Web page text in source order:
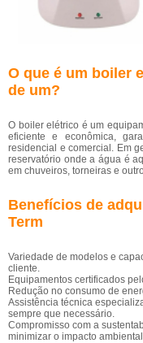
O que é um boiler
de um?
O boiler elétrico é um
eficiente e econômica,
residencial e comercial. Em
reservatório onde a água é
em chuveiros, torneiras e
Benefícios de
Term
Variedade de modelos e
cliente.
Equipamentos certificados
Redução no consumo de
Assistência técnica
sempre que necessário.
Compromisso com a
minimizar o impacto